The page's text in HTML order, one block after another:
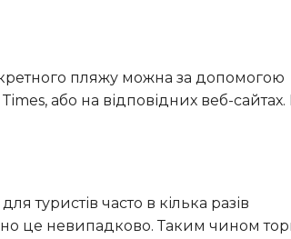
або на відповідних веб-сайтах.
це невипадково. Таким чином